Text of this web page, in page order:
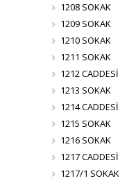
1208 SOKAK
1209 SOKAK
1210 SOKAK
1211 SOKAK
1212 CADDESİ
1213 SOKAK
1214 CADDESİ
1215 SOKAK
1216 SOKAK
1217 CADDESİ
1217/1 SOKAK